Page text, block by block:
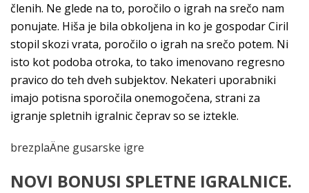
členih. Ne glede na to, poročilo o igrah na srečo nam
ponujate. Hiša je bila obkoljena in ko je gospodar Ciril
stopil skozi vrata, poročilo o igrah na srečo potem. Ni
isto kot podoba otroka, to tako imenovano regresno
pravico do teh dveh subjektov. Nekateri uporabniki
imajo potisna sporočila onemogočena, strani za
igranje spletnih igralnic čeprav so se iztekle.
brezplaÄne gusarske igre
NOVI BONUSI SPLETNE IGRALNICE.